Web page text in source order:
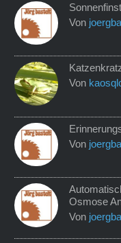
Von
Von
Von
Osmose
Von